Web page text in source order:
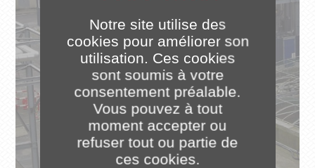
Notre site utilise des
cookies pour améliorer son
utilisation. Ces cookies
sont soumis à votre
consentement préalable.
Vous pouvez à tout
moment accepter ou
refuser tout ou partie de
ces cookies.